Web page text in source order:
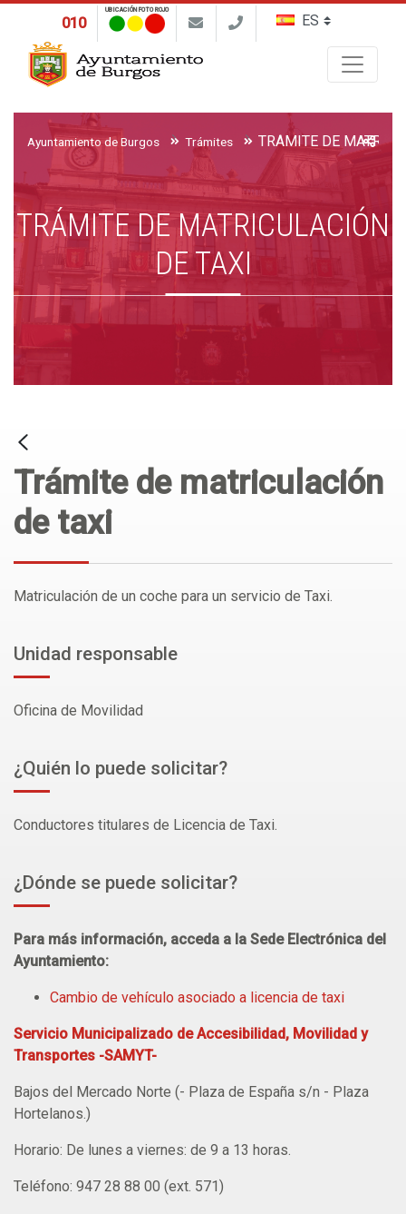
010
UBICACIÓN FOTO ROJO
Ayuntamiento de Burgos Trámites TRÁMITE DE
TRÁMITE DE MATRICULACIÓN
DE TAXI
Trámite de matriculación
de taxi
Matriculación de un coche para un servicio de Taxi.
Unidad responsable
Oficina de Movilidad
¿Quién lo puede solicitar?
Conductores titulares de Licencia de Taxi.
¿Dónde se puede solicitar?
Para más información, acceda a la Sede Electrónica del
Ayuntamiento:
Cambio de vehículo asociado a licencia de taxi
Servicio Municipalizado de Accesibilidad, Movilidad y
Transportes -SAMYT-
Bajos del Mercado Norte (- Plaza de España s/n - Plaza
Hortelanos.)
Horario: De lunes a viernes: de 9 a 13 horas.
Teléfono: 947 28 88 00 (ext. 571)